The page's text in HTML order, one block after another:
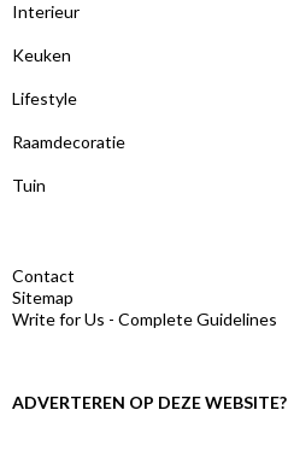
Interieur
Keuken
Lifestyle
Raamdecoratie
Tuin
Contact
Sitemap
Write for Us - Complete Guidelines
ADVERTEREN OP DEZE WEBSITE?